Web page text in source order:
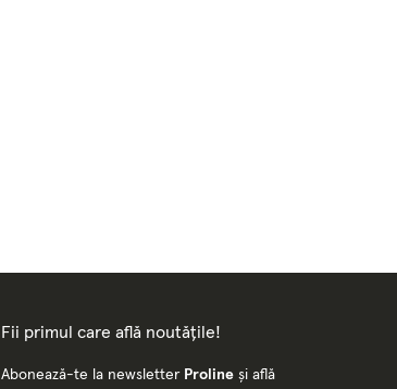
Fii primul care află noutățile!
Abonează-te la newsletter Prolineși află